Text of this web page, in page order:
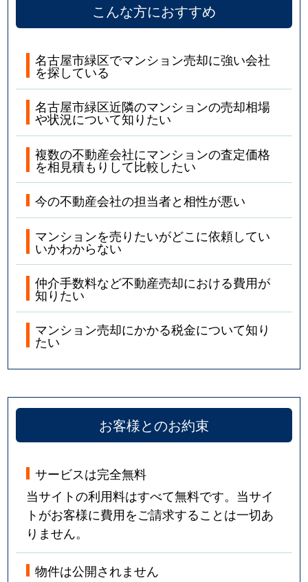
こんな方におすすめ
名古屋市緑区でマンション売却に強い会社
を探している
名古屋市緑区近隣のマンションの売却相場
や状況について知りたい
複数の不動産会社にマンションの査定価格
を相見積もりして比較したい
今の不動産会社の担当者と相性が悪い
マンションを売りたいがどこに依頼してい
いかわからない
仲介手数料など不動産売却における費用が
知りたい
マンション売却にかかる税金について知り
たい
お客様とのお約束
サービスは完全無料
当サイトの利用料はすべて無料です。当サイ
トがお客様に費用をご請求することは一切あ
りません。
物件は公開されません